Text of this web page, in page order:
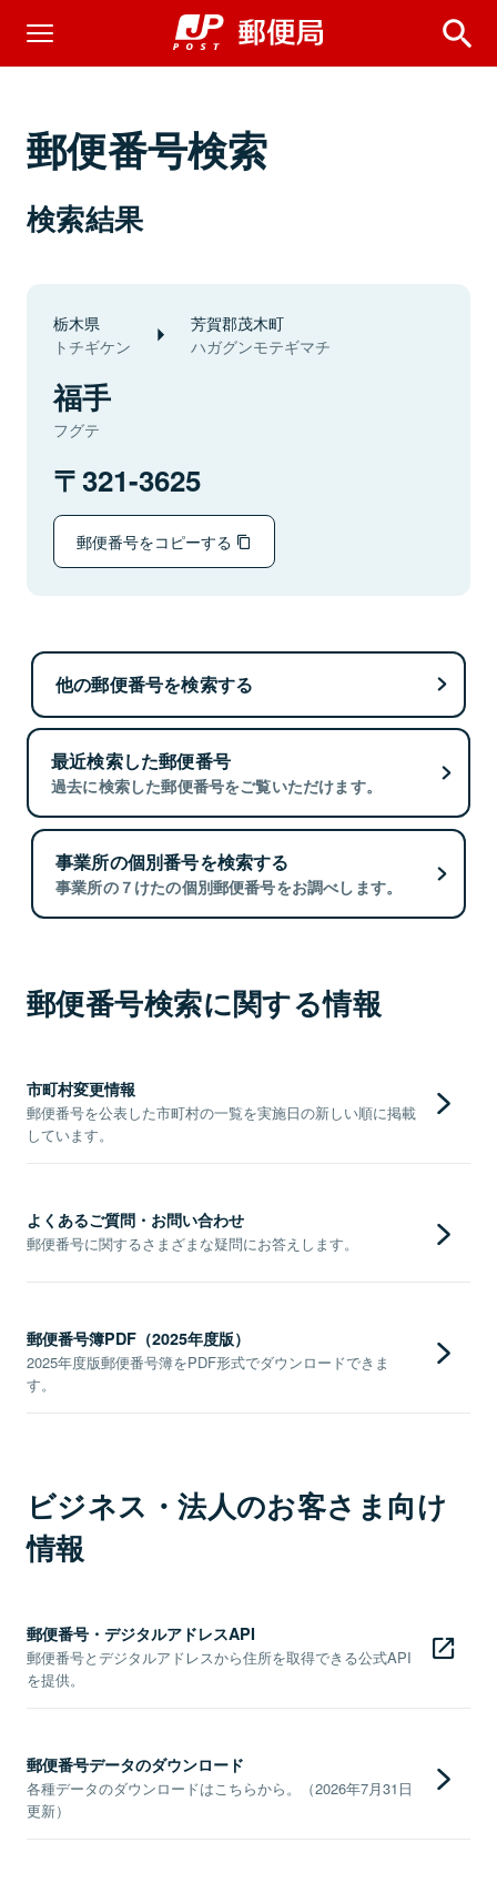
郵便番号検索
検索結果
栃木県
トチギケン
芳賀郡茂木町
ハガグンモテギマチ
福手
フグテ
321-3625
郵便番号をコピーする
他の郵便番号を検索する
最近検索した郵便番号
過去に検索した郵便番号をご覧いただけます。
事業所の個別番号を検索する
事業所の７けたの個別郵便番号をお調べします。
郵便番号検索に関する情報
市町村変更情報
郵便番号を公表した市町村の一覧を実施日の新しい順に掲載
しています。
よくあるご質問・お問い合わせ
郵便番号に関するさまざまな疑問にお答えします。
郵便番号簿PDF（2025年度版）
2025年度版郵便番号簿をPDF形式でダウンロードできま
す。
ビジネス・法人のお客さま向け
情報
郵便番号・デジタルアドレスAPI
郵便番号とデジタルアドレスから住所を取得できる公式API
を提供。
郵便番号データのダウンロード
各種データのダウンロードはこちらから。（2026年7月31日
更新）